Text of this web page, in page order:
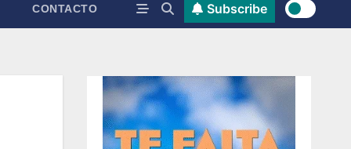
CONTACTO Subscribe